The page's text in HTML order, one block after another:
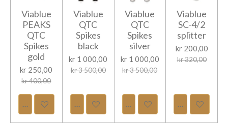
Viablue
PEAKS
QTC
Spikes
gold
kr 250,00
kr 400,00
Legg til handlevogn
Viablue
QTC
Spikes
black
kr 1 000,00
kr 3 500,00
Legg til handlevogn
Viablue
QTC
Spikes
silver
kr 1 000,00
kr 3 500,00
Legg til handlevogn
Viablue
SC-4/2
splitter
kr 200,00
kr 320,00
Legg til